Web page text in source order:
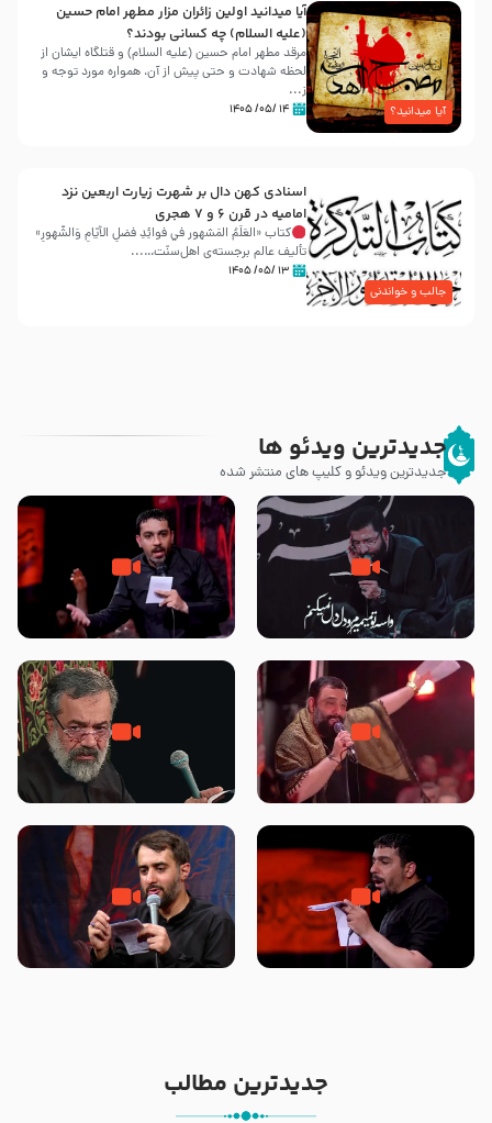
آیا میدانید؟
آیا میدانید اولین زائران مزار مطهر امام حسین
(علیه السلام) چه کسانی بودند؟
مرقد مطهر امام حسین (علیه السلام) و قتلگاه ایشان از
لحظه شهادت و حتی پیش از آن، همواره مورد توجه و
ز...
۱۴ /۰۵/ ۱۴۰۵
جالب و خواندنی
اسنادی کهن دال بر شهرت زیارت اربعین نزد
امامیه در قرن ۶ و ۷ هجری
کتاب «العَلَمُ المَشهور في فَوائِدِ فَضلِ الأيّامِ وَالشُّهورِ»
تألیف عالم برجسته‌ی اهل‌سنّت…...
۱۳ /۰۵/ ۱۴۰۵
جدیدترین ویدئو ها
جدیدترین ویدئو و کلیپ های منتشر شده
مصداق کربلا – حاج حسین سیب
سرخی
شور ، حسینا! به‌ حق زهرا «أُنْظُرْ
إِلَینا» – عزاداری شب هفتم ماه
جانا جانا ابی عبدالله – کربلایی جواد
مقدم – شب هشتم محرم 1448 –
مادر منم مثل تو خمیدم – حاج
محمود کریمی – شهادت حضرت
هیئت رایة العباس علیه السلام
تک ، عبّاس، صاحب دل‌هاست –
حاج حنیف طاهری – عزاداری شب
من غلام نوکراتم من عاشق کربلاتم
– شور زمینه – شب هفتم – محرم
جدیدترین مطالب